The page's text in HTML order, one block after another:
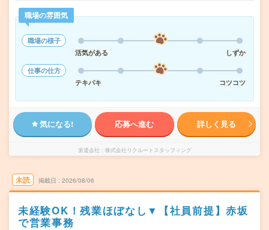
職場の雰囲気
職場の様子
活気がある
しずか
仕事の仕方
テキパキ
コツコツ
気になる! 応募へ進む 詳しく見る
派遣会社 株式会社リクルートスタッフィング
未読 掲載日 2026/08/06
未経験OK！残業ほぼなし▼【社員前提】赤坂
で営業事務